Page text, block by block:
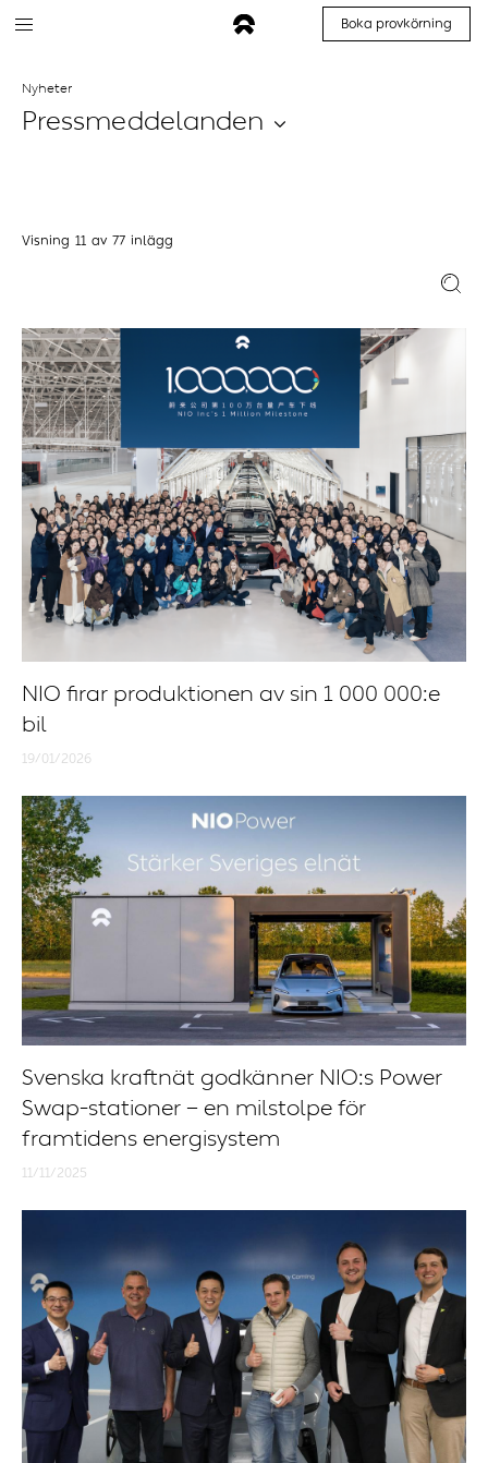
Boka provkörning
Nyheter
Pressmeddelanden
Visning 11 av 77 inlägg
NIO firar produktionen av sin 1 000 000:e
bil
19/01/2026
Svenska kraftnät godkänner NIO:s Power
Swap-stationer – en milstolpe för
framtidens energisystem
11/11/2025